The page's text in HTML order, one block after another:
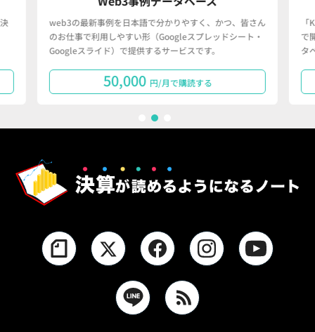
web3の最新事例を日本語で分かりやすく、かつ、皆さん
のお仕事で利用しやすい形（Googleスプレッドシート・
Googleスライド）で提供するサービスです。
50,000 円/月で購読する
で
タ